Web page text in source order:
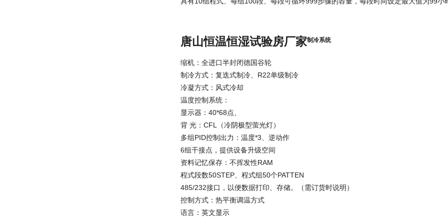
唐山恒温恒湿试验房厂家制冷系统
缩机：全进口半封闭德国谷轮
制冷方式：复迭式制冷、R22单级制冷
冷凝方式：风式冷却
温度控制系统：
显示器：40*68点、
背 光：CFL（冷阴极型萤光灯）
多组PID控制出力：温度*3、逆动作
6组干接点，提供设备升级空间
资料记忆保存：不挥发性RAM
程式段数50STEP、程式组50个PATTEN
485/232接口，以便数据打印、存储。（需订货时说明）
控制方式：热平衡调温方式
语言：英文显示